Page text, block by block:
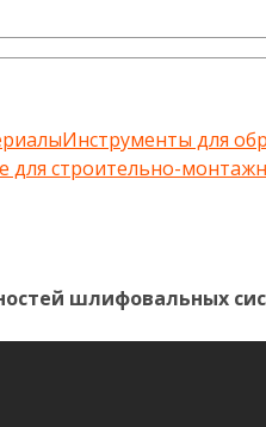
Инструменты для
для строительно-
шлифовальных